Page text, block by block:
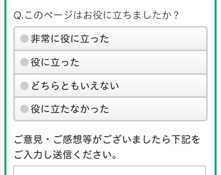
Q.このページはお役に立ちましたか？
非常に役に立った
役に立った
どちらともいえない
役に立たなかった
ご意見・ご感想等がございましたら下記を
ご入力し送信ください。